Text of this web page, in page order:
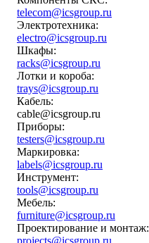
telecom@icsgroup.ru
Электротехника:
electro@icsgroup.ru
Шкафы:
racks@icsgroup.ru
Лотки и короба:
trays@icsgroup.ru
Кабель:
cable@icsgroup.ru
Приборы:
testers@icsgroup.ru
Маркировка:
labels@icsgroup.ru
Инструмент:
tools@icsgroup.ru
Мебель:
furniture@icsgroup.ru
Проектирование и монтаж:
projects@icsgroup.ru